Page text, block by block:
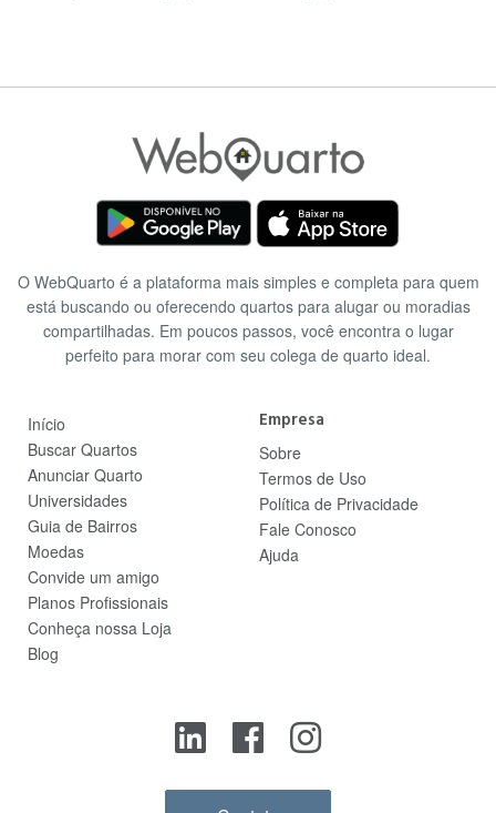
O WebQuarto é a plataforma mais simples e completa para quem
está buscando ou oferecendo quartos para alugar ou moradias
compartilhadas. Em poucos passos, você encontra o lugar
perfeito para morar com seu colega de quarto ideal.
Início
Buscar Quartos
Anunciar Quarto
Universidades
Guia de Bairros
Moedas
Convide um amigo
Planos Profissionais
Conheça nossa Loja
Blog
Empresa
Sobre
Termos de Uso
Política de Privacidade
Fale Conosco
Ajuda